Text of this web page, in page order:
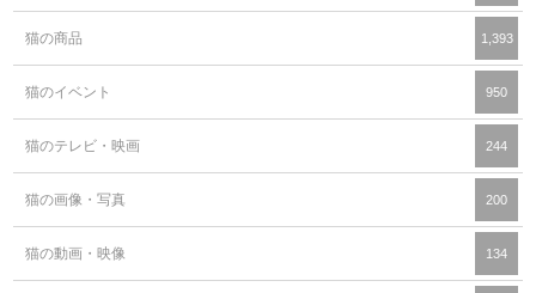
猫の商品 1,393
猫のイベント 950
猫のテレビ・映画 244
猫の画像・写真 200
猫の動画・映像 134